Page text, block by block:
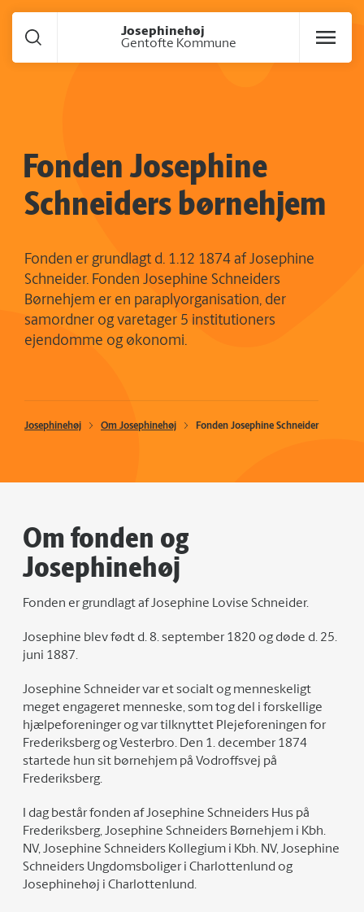
Josephinehøj
Gentofte Kommune
Fonden Josephine
Schneiders børnehjem
Fonden er grundlagt d. 1.12 1874 af Josephine
Schneider. Fonden Josephine Schneiders
Børnehjem er en paraplyorganisation, der
samordner og varetager 5 institutioners
ejendomme og økonomi.
Josephinehøj Om Josephinehøj Fonden Josephine Schneider
Om fonden og
Josephinehøj
Fonden er grundlagt af Josephine Lovise Schneider.
Josephine blev født d. 8. september 1820 og døde d. 25.
juni 1887.
Josephine Schneider var et socialt og menneskeligt
meget engageret menneske, som tog del i forskellige
hjælpeforeninger og var tilknyttet Plejeforeningen for
Frederiksberg og Vesterbro. Den 1. december 1874
startede hun sit børnehjem på Vodroffsvej på
Frederiksberg.
I dag består fonden af Josephine Schneiders Hus på
Frederiksberg, Josephine Schneiders Børnehjem i Kbh.
NV, Josephine Schneiders Kollegium i Kbh. NV, Josephine
Schneiders Ungdomsboliger i Charlottenlund og
Josephinehøj i Charlottenlund.